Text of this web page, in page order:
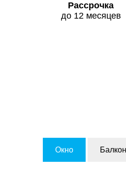
Рассрочка
до 12 месяцев
Окно